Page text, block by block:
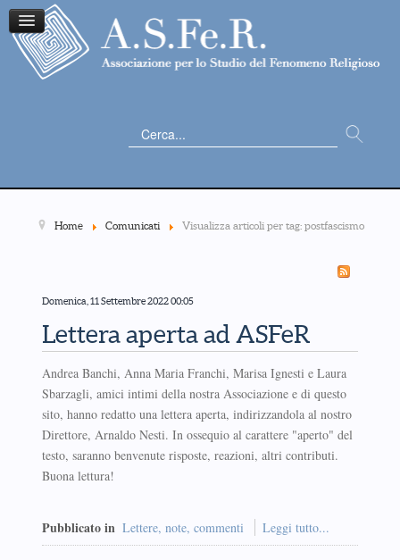
Cerca...
Home Comunicati Visualizza articoli per tag: postfascismo
Domenica, 11 Settembre 2022 00:05
Lettera aperta ad ASFeR
Andrea Banchi, Anna Maria Franchi, Marisa Ignesti e Laura
Sbarzagli, amici intimi della nostra Associazione e di questo
sito, hanno redatto una lettera aperta, indirizzandola al nostro
Direttore, Arnaldo Nesti. In ossequio al carattere "aperto" del
testo, saranno benvenute risposte, reazioni, altri contributi.
Buona lettura!
Pubblicato in Lettere, note, commenti Leggi tutto...